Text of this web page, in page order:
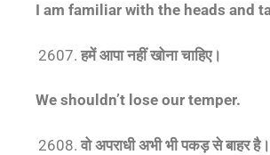
I am familiar with the heads and
हमें आपा नहीं खोना चाहिए।
We shouldn’t lose our temper.
वो अपराधी अभी भी पकड़ से बाहर है।